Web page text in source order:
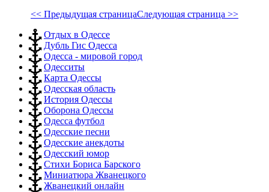
<< Предыдущая страницаСледующая страница >>
Отдых в Одессе
Дубль Гис Одесса
Одесса - мировой город
Одесситы
Карта Одессы
Одесская область
История Одессы
Оборона Одессы
Одесса футбол
Одесские песни
Одесские анекдоты
Одесский юмор
Стихи Бориса Барского
Миниатюра Жванецкого
Жванецкий онлайн